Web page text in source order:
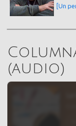
[Un
(audio)